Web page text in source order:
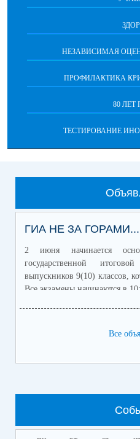
НЕЗАВИСИМАЯ
ПРОФИЛАКТИКА
80 ЛЕТ
ТЕСТИРОВАНИЕ
ГИА НЕ ЗА ГОРАМИ...
2 июня начинается
государственной
выпускников 9(10) классов,
Все экзамены начинаются в
Для получения аттестата
здоровья, дети-инвалиды
предметы (русский язык и
(или) государственного
В МР Бакалинский район
на базе МОБУ СОШ №1
Все